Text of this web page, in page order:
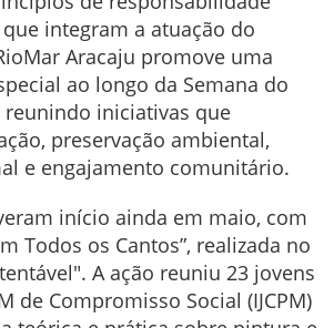
integram a atuação do
Aracaju promove uma
ao longo da Semana do
reunindo iniciativas que
preservação ambiental,
e engajamento comunitário.
início ainda em maio, com
Todos os Cantos”, realizada no
A ação reuniu 23 jovens
de Compromisso Social (IJCPM)